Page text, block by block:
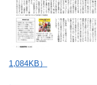
1,084KB）